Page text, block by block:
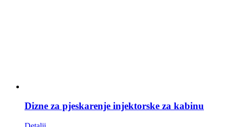
Dizne za pjeskarenje injektorske za kabinu